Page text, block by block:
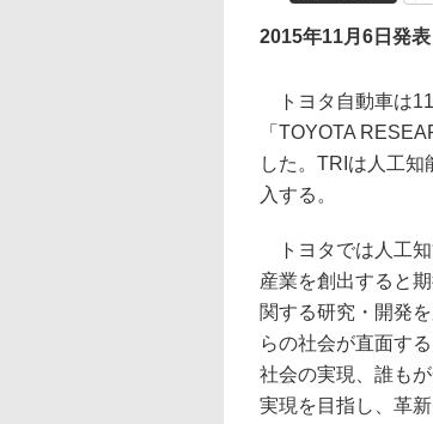
2015年11月6日発表
トヨタ自動車は
「TOYOTA
した。TRIは人工
入する。
トヨタでは人工知
産業を創出すると
関する研究・開発
らの社会が直面す
社会の実現、誰も
実現を目指し、革